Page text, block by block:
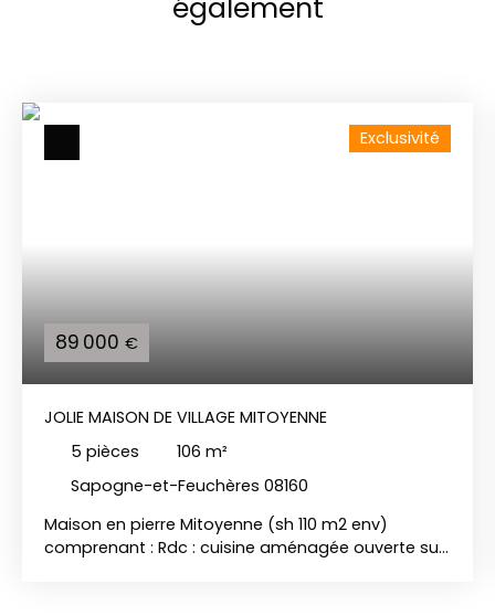
également
89 000 €
Exclusivité
JOLIE MAISON DE VILLAGE MITOYENNE
5 pièces 106 m²
Sapogne-et-Feuchères 08160
Maison en pierre Mitoyenne (sh 110 m2 env)
comprenant : Rdc : cuisine aménagée ouverte sur